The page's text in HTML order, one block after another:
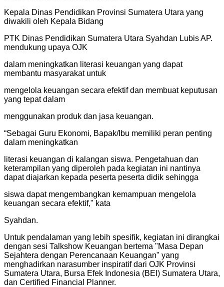
Kepala Dinas Pendidikan Provinsi Sumatera Utara yang
diwakili oleh Kepala Bidang
PTK Dinas Pendidikan Sumatera Utara Syahdan Lubis AP.
mendukung upaya OJK
dalam meningkatkan literasi keuangan yang dapat
membantu masyarakat untuk
mengelola keuangan secara efektif dan membuat keputusan
yang tepat dalam
menggunakan produk dan jasa keuangan.
“Sebagai Guru Ekonomi, Bapak/Ibu memiliki peran penting
dalam meningkatkan
literasi keuangan di kalangan siswa. Pengetahuan dan
keterampilan yang diperoleh pada kegiatan ini nantinya
dapat diajarkan kepada peserta peserta didik sehingga
siswa dapat mengembangkan kemampuan mengelola
keuangan secara efektif," kata
Syahdan.
Untuk pendalaman yang lebih spesifik, kegiatan ini dirangkai
dengan sesi Talkshow Keuangan bertema "Masa Depan
Sejahtera dengan Perencanaan Keuangan" yang
menghadirkan narasumber inspiratif dari OJK Provinsi
Sumatera Utara, Bursa Efek Indonesia (BEI) Sumatera Utara,
dan Certified Financial Planner.